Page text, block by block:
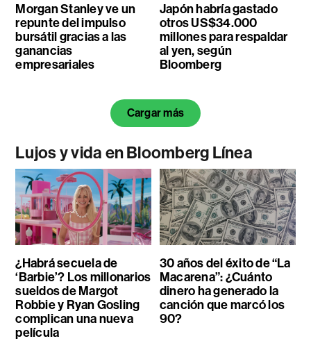
Morgan Stanley ve un
repunte del impulso
bursátil gracias a las
ganancias
empresariales
Japón habría gastado
otros US$34.000
millones para respaldar
al yen, según
Bloomberg
Cargar más
Lujos y vida en Bloomberg Línea
¿Habrá secuela de
‘Barbie’? Los millonarios
sueldos de Margot
Robbie y Ryan Gosling
complican una nueva
película
30 años del éxito de “La
Macarena”: ¿Cuánto
dinero ha generado la
canción que marcó los
90?